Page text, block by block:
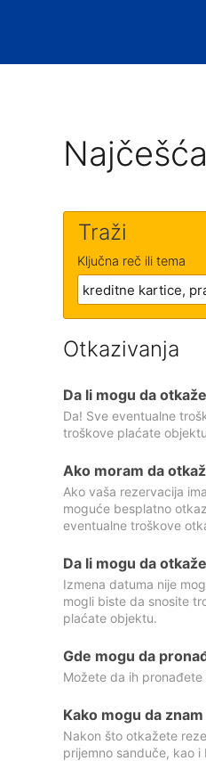
Traži
Ključna reč ili tema
Otkazivanja
Da li mogu da
Da! Sve eventualne
troškove plaćate
Ako moram da
Ako vaša rezervacija
moguće besplatno
eventualne troškove
Da li mogu da
Izmena datuma nije
mogli biste da snosite
plaćate objektu.
Gde mogu da
Možete da ih
Kako mogu da
Nakon što otkažete
prijemno sanduče, kao